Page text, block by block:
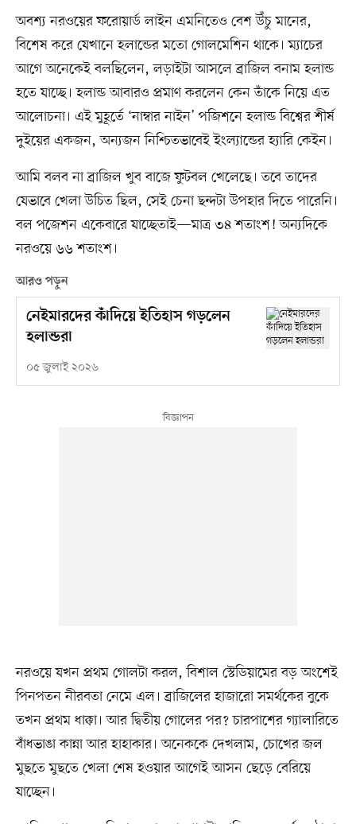
অবশ্য নরওয়ের ফরোয়ার্ড লাইন এমনিতেও বেশ উঁচু মানের,
বিশেষ করে যেখানে হলান্ডের মতো গোলমেশিন থাকে। ম্যাচের
আগে অনেকেই বলছিলেন, লড়াইটা আসলে ব্রাজিল বনাম হলান্ড
হতে যাচ্ছে। হলান্ড আবারও প্রমাণ করলেন কেন তাঁকে নিয়ে এত
আলোচনা। এই মুহূর্তে ‘নাম্বার নাইন’ পজিশনে হলান্ড বিশ্বের শীর্ষ
দুইয়ের একজন, অন্যজন নিশ্চিতভাবেই ইংল্যান্ডের হ্যারি কেইন।
আমি বলব না ব্রাজিল খুব বাজে ফুটবল খেলেছে। তবে তাদের
যেভাবে খেলা উচিত ছিল, সেই চেনা ছন্দটা উপহার দিতে পারেনি।
বল পজেশন একেবারে যাচ্ছেতাই—মাত্র ৩৪ শতাংশ! অন্যদিকে
নরওয়ে ৬৬ শতাংশ।
আরও পড়ুন
নেইমারদের কাঁদিয়ে ইতিহাস গড়লেন
হলান্ডরা
০৫ জুলাই ২০২৬
নরওয়ে যখন প্রথম গোলটা করল, বিশাল স্টেডিয়ামের বড় অংশেই
পিনপতন নীরবতা নেমে এল। ব্রাজিলের হাজারো সমর্থকের বুকে
তখন প্রথম ধাক্কা। আর দ্বিতীয় গোলের পর? চারপাশের গ্যালারিতে
বাঁধভাঙা কান্না আর হাহাকার। অনেককে দেখলাম, চোখের জল
মুছতে মুছতে খেলা শেষ হওয়ার আগেই আসন ছেড়ে বেরিয়ে
যাচ্ছেন।